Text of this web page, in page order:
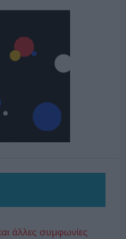
άλλες συμφωνίες